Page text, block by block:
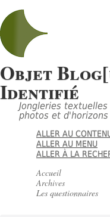
Objet
Identifié
Jongleries
photos et d'horizons
ALLER AU
ALLER AU MENU
ALLER À LA
Accueil
Archives
Les questionnaires